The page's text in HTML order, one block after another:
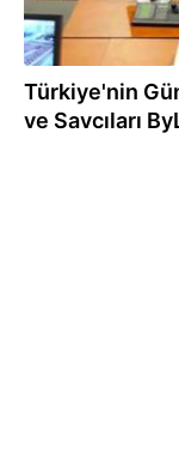
Türkiye'nin
ve Savcıları